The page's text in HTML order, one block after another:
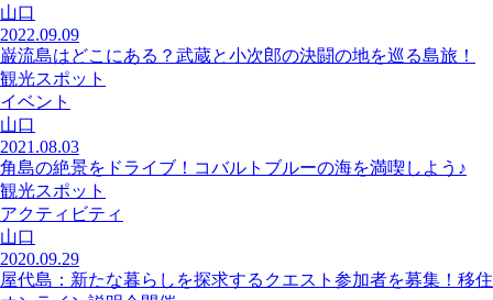
山口
2022.09.09
巌流島はどこにある？武蔵と小次郎の決闘の地を巡る島旅！
観光スポット
イベント
山口
2021.08.03
角島の絶景をドライブ！コバルトブルーの海を満喫しよう♪
観光スポット
アクティビティ
山口
2020.09.29
屋代島：新たな暮らしを探求するクエスト参加者を募集！移住